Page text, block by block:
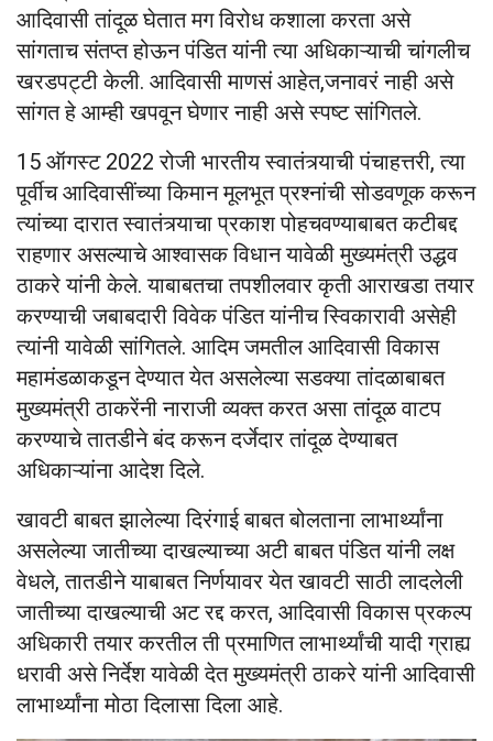
आदिवासी तांदूळ घेतात मग विरोध कशाला करता असे
सांगताच संतप्त होऊन पंडित यांनी त्या अधिकाऱ्याची चांगलीच
खरडपट्टी केली. आदिवासी माणसं आहेत,जनावरं नाही असे
सांगत हे आम्ही खपवून घेणार नाही असे स्पष्ट सांगितले.
15 ऑगस्ट 2022 रोजी भारतीय स्वातंत्र्याची पंचाहत्तरी, त्या
पूर्वीच आदिवासींच्या किमान मूलभूत प्रश्नांची सोडवणूक करून
त्यांच्या दारात स्वातंत्र्याचा प्रकाश पोहचवण्याबाबत कटीबद्द
राहणार असल्याचे आश्वासक विधान यावेळी मुख्यमंत्री उद्धव
ठाकरे यांनी केले. याबाबतचा तपशीलवार कृती आराखडा तयार
करण्याची जबाबदारी विवेक पंडित यांनीच स्विकारावी असेही
त्यांनी यावेळी सांगितले. आदिम जमतील आदिवासी विकास
महामंडळाकडून देण्यात येत असलेल्या सडक्या तांदळाबाबत
मुख्यमंत्री ठाकरेंनी नाराजी व्यक्त करत असा तांदूळ वाटप
करण्याचे तातडीने बंद करून दर्जेदार तांदूळ देण्याबत
अधिकाऱ्यांना आदेश दिले.
खावटी बाबत झालेल्या दिरंगाई बाबत बोलताना लाभार्थ्यांना
असलेल्या जातीच्या दाखल्याच्या अटी बाबत पंडित यांनी लक्ष
वेधले, तातडीने याबाबत निर्णयावर येत खावटी साठी लादलेली
जातीच्या दाखल्याची अट रद्द करत, आदिवासी विकास प्रकल्प
अधिकारी तयार करतील ती प्रमाणित लाभार्थ्यांची यादी ग्राह्य
धरावी असे निर्देश यावेळी देत मुख्यमंत्री ठाकरे यांनी आदिवासी
लाभार्थ्यांना मोठा दिलासा दिला आहे.